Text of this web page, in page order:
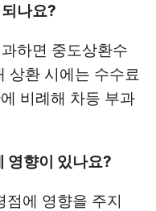
나요?
하면 중도상환수
상환 시에는 수수료
비례해 차등 부과
영향이 있나요?
점에 영향을 주지